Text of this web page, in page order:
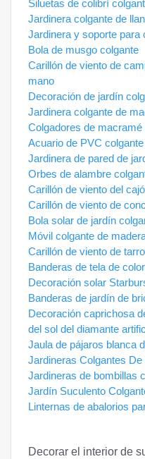
Siluetas de colibrí
Jardinera colgante de
Jardinera y soporte para
Bola de musgo colgante
Carillón de viento de
mano
Decoración de jardín
Jardinera colgante de
Colgadores de macramé
Acuario de PVC colgante
Jardinera de pared de
Orbes de alambre
Carillón de viento del
Carillón de viento de
Bola solar de jardín
Móvil colgante de
Carillón de viento de
Banderas de tela de
Decoración solar
Banderas de jardín de
Decoración caprichosa
del sol del diamante
Jaula de pájaros blanca
Jardineras Colgantes
Jardineras de bombillas
Jardín Suculento
Linternas de abalorios
Decorar el interior de